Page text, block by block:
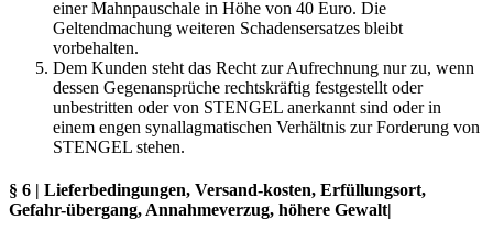
einer Mahnpauschale in Höhe von 40 Euro. Die
Geltendmachung weiteren Schadensersatzes bleibt
vorbehalten.
Dem Kunden steht das Recht zur Aufrechnung nur zu, wenn
dessen Gegenansprüche rechtskräftig festgestellt oder
unbestritten oder von STENGEL anerkannt sind oder in
einem engen synallagmatischen Verhältnis zur Forderung von
STENGEL stehen.
§ 6 | Lieferbedingungen, Versand-kosten, Erfüllungsort,
Gefahr-übergang, Annahmeverzug, höhere Gewalt|